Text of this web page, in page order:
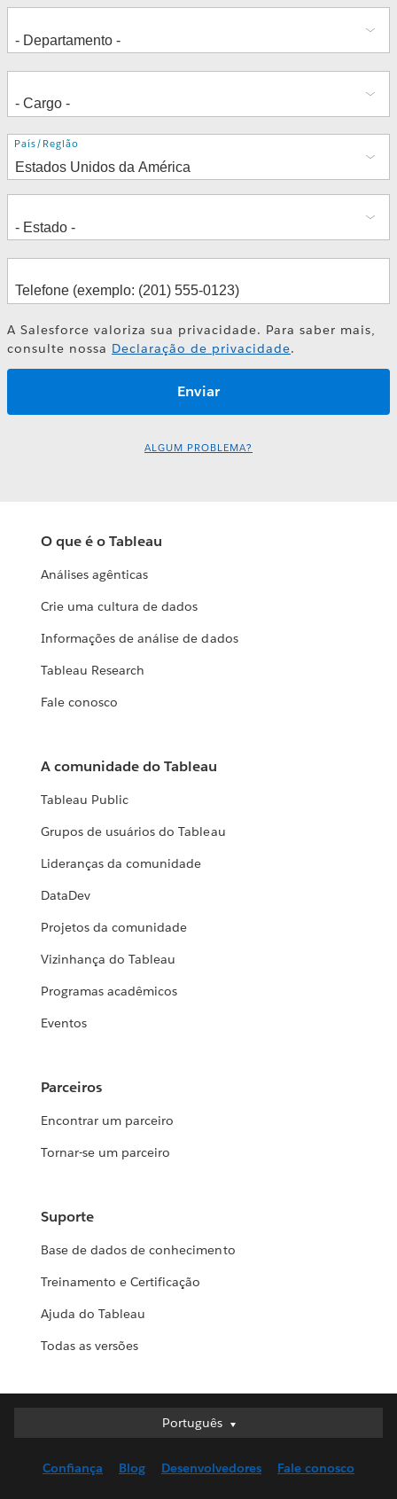
Endereço
País/Região
A Salesforce valoriza sua privacidade. Para saber mais,
consulte nossa Declaração de privacidade.
ALGUM PROBLEMA?
O que é o Tableau
Análises agênticas
Crie uma cultura de dados
Informações de análise de dados
Tableau Research
Fale conosco
A comunidade do Tableau
Tableau Public
Grupos de usuários do Tableau
Lideranças da comunidade
DataDev
Projetos da comunidade
Vizinhança do Tableau
Programas acadêmicos
Eventos
Parceiros
Encontrar um parceiro
Tornar-se um parceiro
Suporte
Base de dados de conhecimento
Treinamento e Certificação
Ajuda do Tableau
Todas as versões
Português
Português
English (UK)
Confiança Blog Desenvolvedores Fale conosco